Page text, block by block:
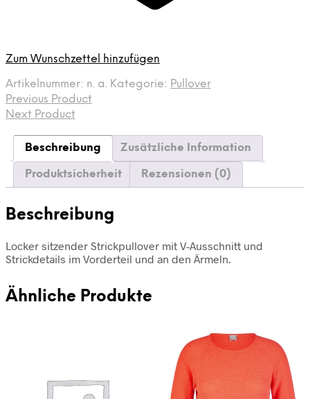
Zum Wunschzettel hinzufügen
Artikelnummer: n. a. Kategorie: Pullover
Previous Product
Next Product
Beschreibung Zusätzliche Information
Produktsicherheit Rezensionen (0)
Beschreibung
Locker sitzender Strickpullover mit V-Ausschnitt und
Strickdetails im Vorderteil und an den Ärmeln.
Ähnliche Produkte